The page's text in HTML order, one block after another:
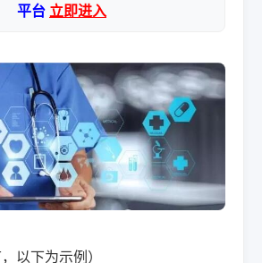
平台立即进入
以下为示例）